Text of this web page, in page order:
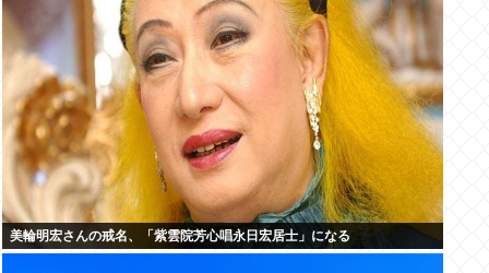
美輪明宏さんの戒名、「紫雲院芳心唱永日宏居士」になる